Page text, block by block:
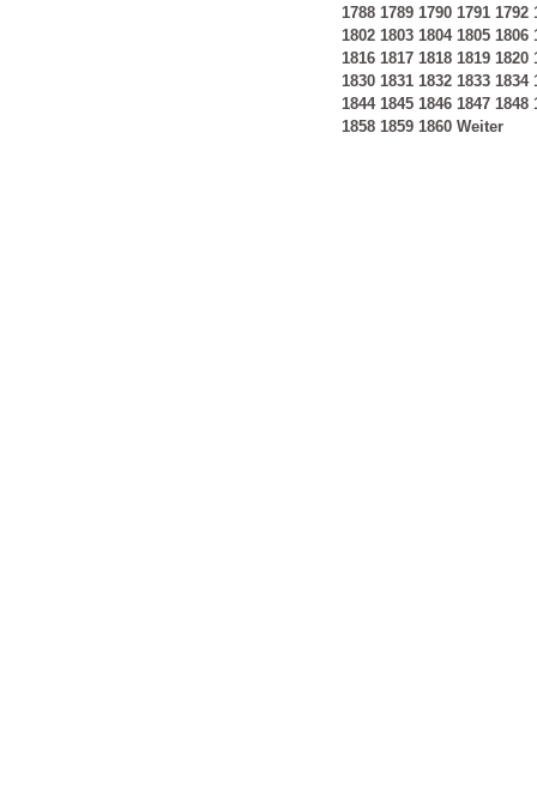
1788 1789 1790 1791 1792
1802 1803 1804 1805 1806
1816 1817 1818 1819 1820
1830 1831 1832 1833 1834
1844 1845 1846 1847 1848
1858 1859 1860 Weiter